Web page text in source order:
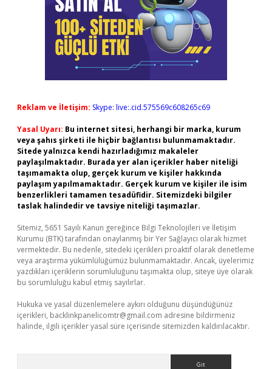
Reklam ve İletişim: Skype: live:.cid.575569c608265c69
Yasal Uyarı: Bu internet sitesi, herhangi bir marka, kurum
veya şahıs şirketi ile hiçbir bağlantısı bulunmamaktadır.
Sitede yalnızca kendi hazırladığımız makaleler
paylaşılmaktadır. Burada yer alan içerikler haber niteliği
taşımamakta olup, gerçek kurum ve kişiler hakkında
paylaşım yapılmamaktadır. Gerçek kurum ve kişiler ile isim
benzerlikleri tamamen tesadüfidir. Sitemizdeki bilgiler
taslak halindedir ve tavsiye niteliği taşımazlar.
Sitemiz, 5651 Sayılı Kanun gereğince Bilgi Teknolojileri ve İletişim
Kurumu (BTK) tarafından onaylanmış bir Yer Sağlayıcı olarak hizmet
vermektedir. Bu nedenle, sitedeki içerikleri proaktif olarak denetleme
veya araştırma yükümlülüğümüz bulunmamaktadır. Ancak, üyelerimiz
yazdıkları içeriklerin sorumluluğunu taşımakta olup, siteye üye olarak
bu sorumluluğu kabul etmiş sayılırlar.
Hukuka ve yasal düzenlemelere aykırı olduğunu düşündüğünüz
içerikleri, backlinkpanelicomtr@gmail.com adresine bildirmeniz
halinde, ilgili içerikler yasal süre içerisinde sitemizden kaldırılacaktır.